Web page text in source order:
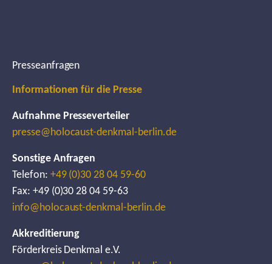
Presseanfragen
Informationen für die Presse
Aufnahme Presseverteiler
presse@holocaust-denkmal-berlin.de
Sonstige Anfragen
Telefon: +49 (0)30 28 04 59-60
Fax: +49 (0)30 28 04 59-63
info@holocaust-denkmal-berlin.de
Akkreditierung
Förderkreis Denkmal e.V.